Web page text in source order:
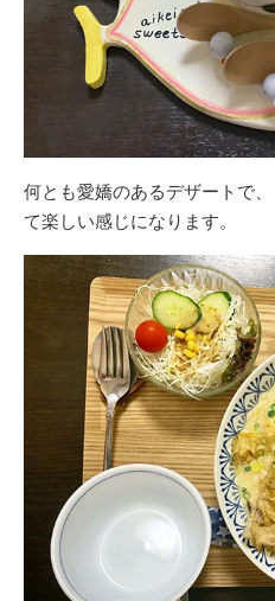
何とも愛嬌のあるデザートで
て楽しい感じになります。